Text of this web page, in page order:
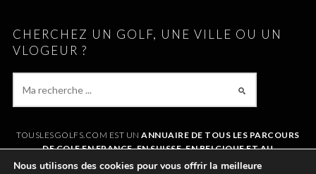
CHERCHEZ UN GOLF, UNE VILLE OU UN
VLOGEUR ?
TOUSLESGOLFS.COM EST UNANNUAIRE DE TOUS LES PARCOURS
DE GOLF EN FRANCE, EN SUISSE, EN BELGIQUE ET AU
LUXEMBOURG
. IL VOUS PERMET DE TROUVER UN GOLF AUTOUR DE
Nous utilisons des cookies pour vous offrir la meilleure